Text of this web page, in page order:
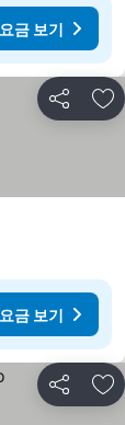
요금 보기
공유 즐
요금 보기
공유 즐